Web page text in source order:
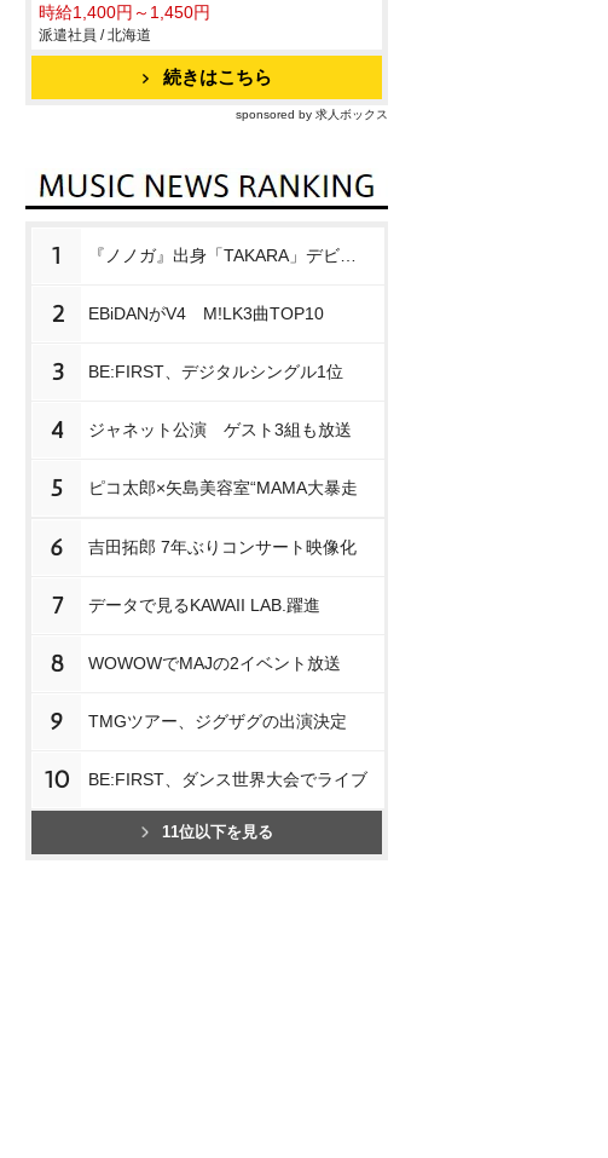
時給1,400円～1,450円
派遣社員 / 北海道
続きはこちら
sponsored by 求人ボックス
1
2 EBiDANがV4 M!LK3曲TOP10
3 BE:FIRST、デジタルシングル1位
4 ジャネット公演 ゲスト3組も放送
5 ピコ太郎×矢島美容室“MAMA大暴走
6 吉田拓郎 7年ぶりコンサート映像化
7 データで見るKAWAII LAB.躍進
8 WOWOWでMAJの2イベント放送
9 TMGツアー、ジグザグの出演決定
10 BE:FIRST、ダンス世界大会でライブ
11位以下を見る